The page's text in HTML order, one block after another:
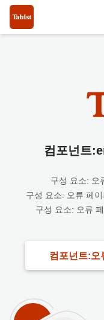
컴포넌트
구성 요소: 오
구성 요소: 오류 페
구성 요소: 오류
컴포넌트:오